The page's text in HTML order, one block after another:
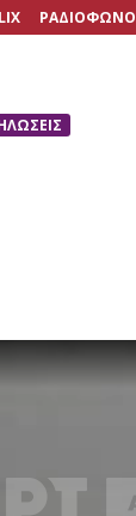
ΡΑΔΙΟΦΩΝΟ